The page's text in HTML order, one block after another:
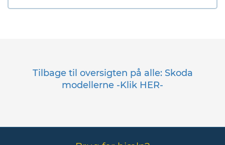
Tilbage til oversigten på alle: Skoda
modellerne -Klik HER-